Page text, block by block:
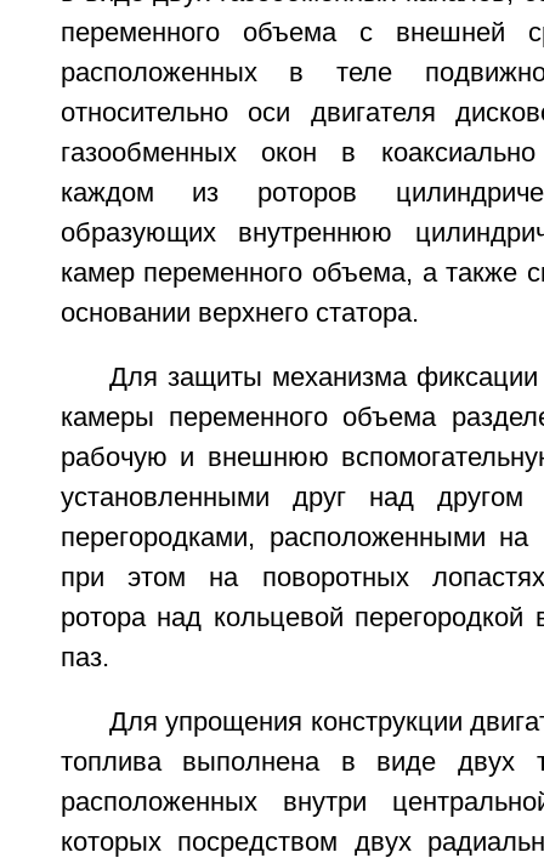
переменного объема с внешней
расположенных в теле
относительно оси двигателя
газообменных окон в
каждом из роторов
образующих внутреннюю
камер переменного объема, а также
основании верхнего статора.
Для защиты механизма фиксации
камеры переменного объема
рабочую и внешнюю
установленными друг над
перегородками, расположенными
при этом на поворотных лопастях
ротора над кольцевой перегородкой
паз.
Для упрощения конструкции
топлива выполнена в виде двух
расположенных внутри
которых посредством двух